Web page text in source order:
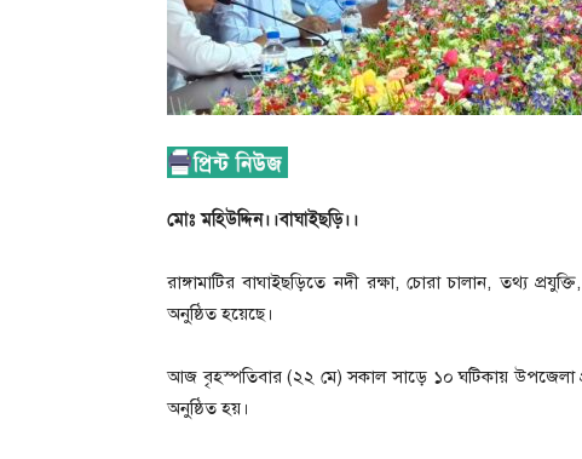
মোঃ মহিউদ্দিন।।বাঘাইছড়ি।।
রাঙ্গামাটির বাঘাইছড়িতে নদী রক্ষা, চোরা চালান, তথ্য
অনুষ্ঠিত হয়েছে।
আজ বৃহস্পতিবার (২২ মে) সকাল সাড়ে ১০ ঘটিকায়
অনুষ্ঠিত হয়।